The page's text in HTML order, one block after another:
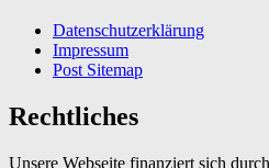
Datenschutzerklärung
Impressum
Post Sitemap
Rechtliches
Unsere Webseite finanziert sich